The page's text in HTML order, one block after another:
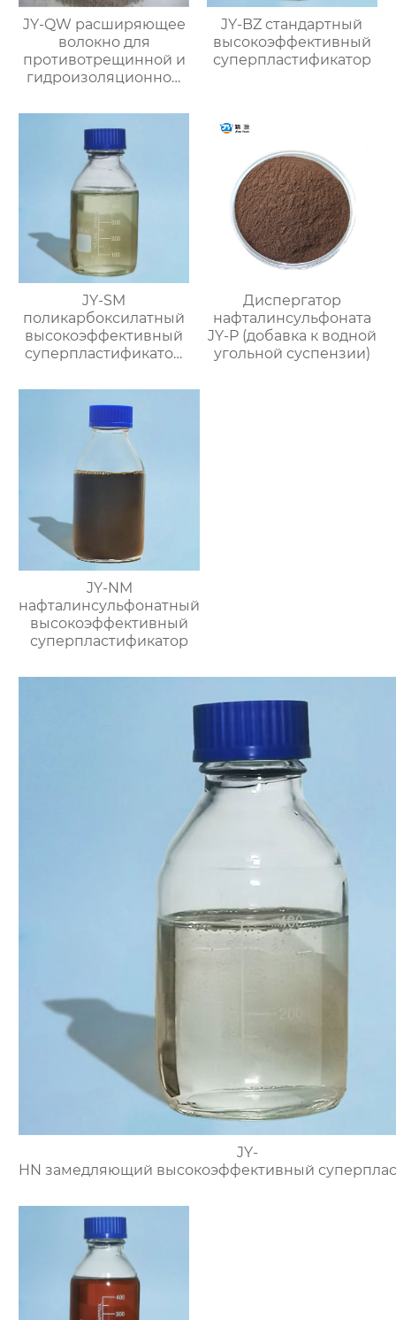
JY-QW расширяющее
волокно для
противотрещинной и
гидроизоляционной
JY-BZ стандартный
высокоэффективный
суперпластификатор
JY-SM
поликарбоксилатный
высокоэффективный
суперпластификатор
вещества ≥50%)
Диспергатор
нафталинсульфоната
JY-P (добавка к водной
угольной суспензии)
JY-NM
нафталинсульфонатный
высокоэффективный
суперпластификатор
JY-
HN замедляющий высокоэффективный